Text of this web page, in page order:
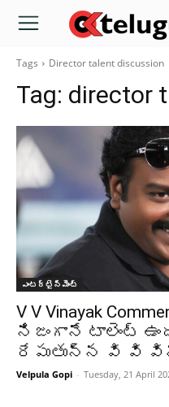
Tags Director talent discussion
Tag: director
ఎంటర్టైన్మెంట్
V V Vinayak
నిజంగానే టాలెంట్
రేపుతున్న వి వి
Velpula Gopi - Tuesday, 21 April